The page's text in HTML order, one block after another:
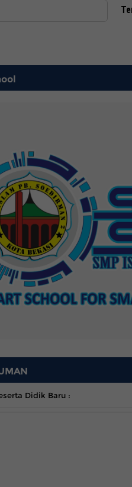
Didik Baru :